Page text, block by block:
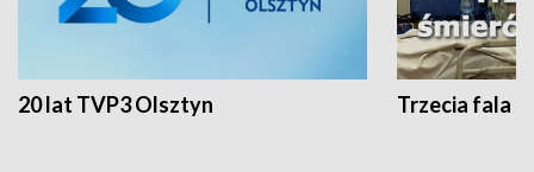
20 lat TVP3 Olsztyn Trzecia fala -